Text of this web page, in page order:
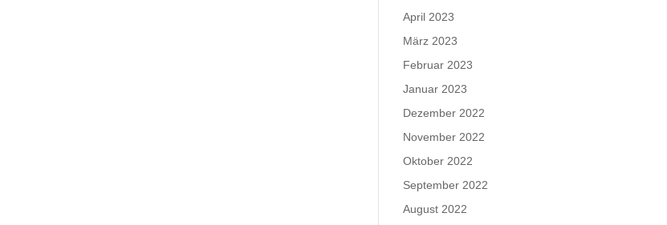
April 2023
März 2023
Februar 2023
Januar 2023
Dezember 2022
November 2022
Oktober 2022
September 2022
August 2022